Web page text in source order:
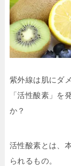
紫外線は肌にダ
「活性酸素」を
か？
活性酸素とは、
られるもの。